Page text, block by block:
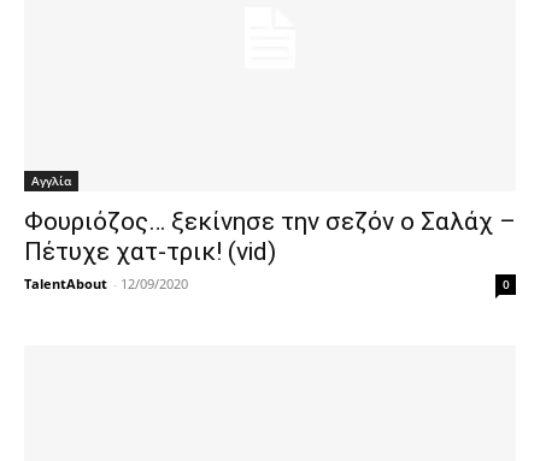
Αγγλία
Φουριόζος… ξεκίνησε την σεζόν ο Σαλάχ –
Πέτυχε χατ-τρικ! (vid)
TalentAbout - 12/09/2020 0